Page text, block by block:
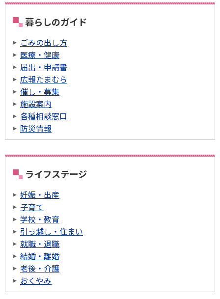
暮らしのガイド
ごみの出し方
医療・健康
届出・申請書
広報たまむら
催し・募集
施設案内
各種相談窓口
防災情報
ライフステージ
妊娠・出産
子育て
学校・教育
引っ越し・住まい
就職・退職
結婚・離婚
老後・介護
おくやみ